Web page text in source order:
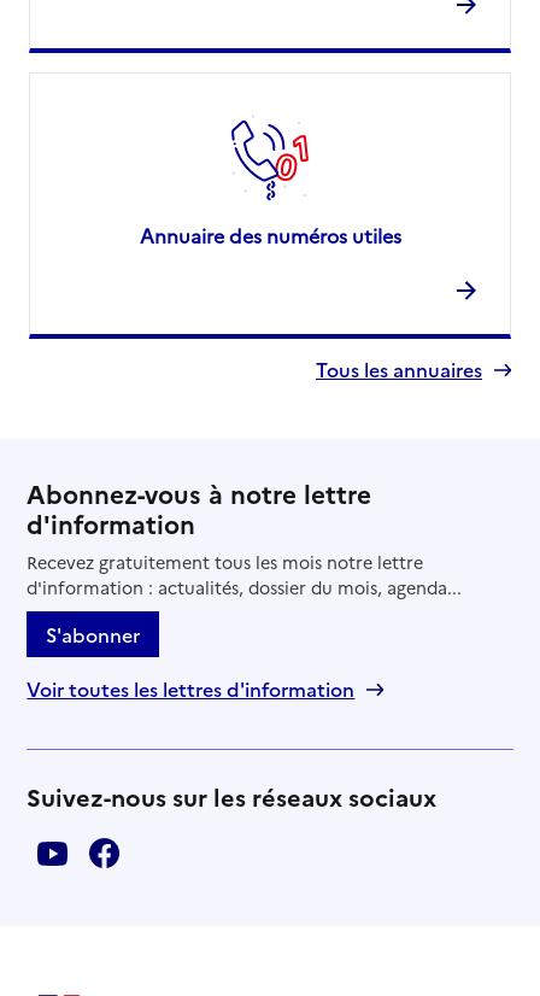
Annuaire des numéros utiles
Tous les annuaires
Abonnez-vous à notre lettre
d'information
Recevez gratuitement tous les mois notre lettre
d'information : actualités, dossier du mois, agenda...
S'abonner
Voir toutes les lettres d'information
Suivez-nous sur les réseaux sociaux